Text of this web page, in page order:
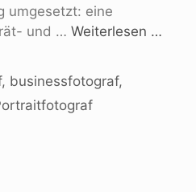
umgesetzt: eine
und … Weiterlesen …
, businessfotograf,